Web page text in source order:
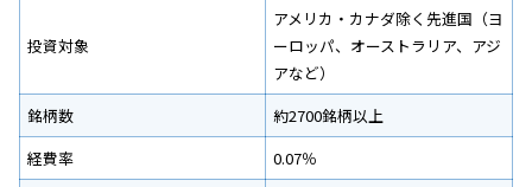
投資対象
アメリカ・カナダ除く先進国（ヨ
ーロッパ、オーストラリア、アジ
アなど）
銘柄数
約2700銘柄以上
経費率
0.07％